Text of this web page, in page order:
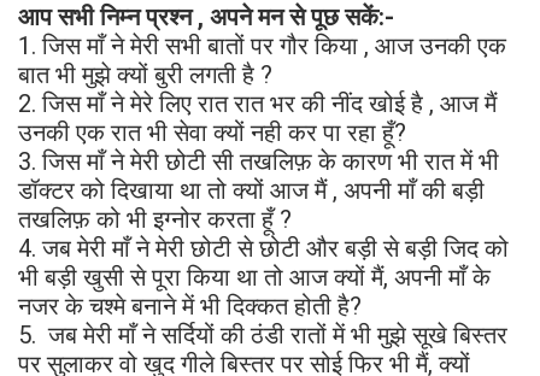
आप सभी निम्न प्रश्न , अपने मन से पूछ सकें:-
1. जिस माँ ने मेरी सभी बातों पर गौर किया , आज उनकी एक
बात भी मुझे क्यों बुरी लगती है ?
2. जिस माँ ने मेरे लिए रात रात भर की नींद खोई है , आज मैं
उनकी एक रात भी सेवा क्यों नही कर पा रहा हूँ?
3. जिस माँ ने मेरी छोटी सी तखलिफ़ के कारण भी रात में भी
डॉक्टर को दिखाया था तो क्यों आज मैं , अपनी माँ की बड़ी
तखलिफ़ को भी इग्नोर करता हूँ ?
4. जब मेरी माँ ने मेरी छोटी से छोटी और बड़ी से बड़ी जिद को
भी बड़ी खुसी से पूरा किया था तो आज क्यों मैं, अपनी माँ के
नजर के चश्मे बनाने में भी दिक्कत होती है?
5. जब मेरी माँ ने सर्दियों की ठंडी रातों में भी मुझे सूखे बिस्तर
पर सुलाकर वो खुद गीले बिस्तर पर सोई फिर भी मैं, क्यों